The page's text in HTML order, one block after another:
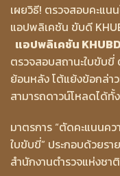
เผยวิธี! ตรวจสอบคะแน
แอปพลิเคชัน ขับดี
แอปพลิเคชัน
ตรวจสอบสถานะใบขับ
ย้อนหลัง โต้แย้งข้อกล่า
สามารถดาวน์โหลดได้ทั้
มาตรการ “ตัดคะแนนค
ใบขับขี่” ประกอบด้วยร
สำนักงานตำรวจแห่งชา